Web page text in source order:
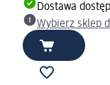
Dostawa
Wybierz sklep